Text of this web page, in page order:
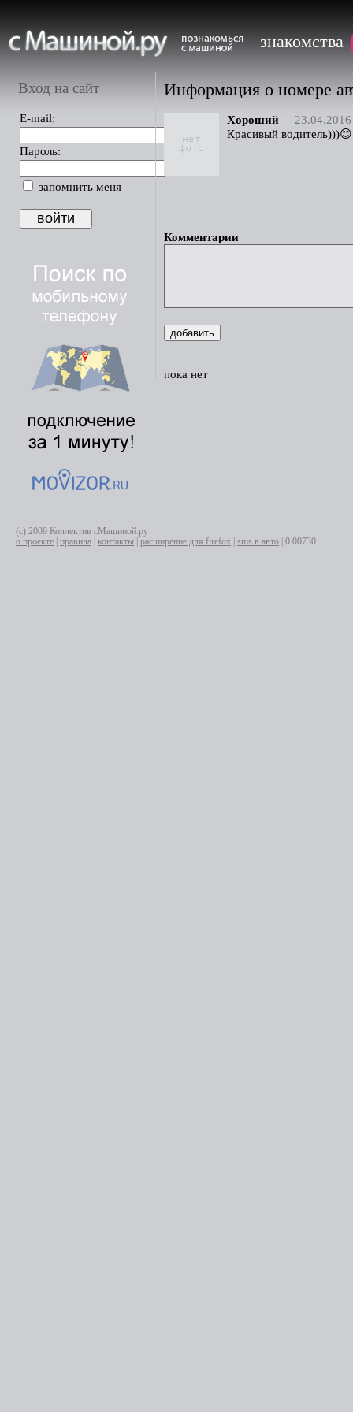
знакомства
Вход на сайт
E-mail:
Пароль:
запомнить меня
Информация о номере
Хороший
Красивый водитель)))😊
Комментарии
пока нет
(с) 2009 Коллектив сМашиной.ру
о проекте
правила контакты расширение для firefox sms в авто | 0.00730